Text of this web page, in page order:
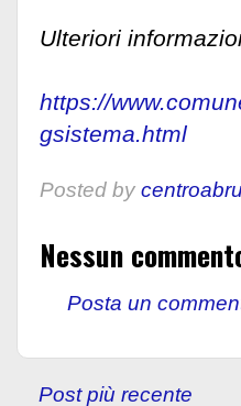
Ulteriori
https://
gsistema.html
Posted by
Nessun
Posta un
Post più recente